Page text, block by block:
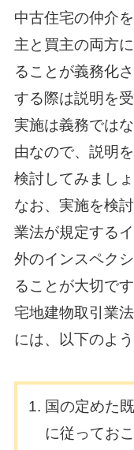
中古住宅の仲介
主と買主の両方
ることが義務化
する際は説明を
実施は義務では
由なので、説明
検討してみましょ
なお、実施を検
業法が規定する
外のインスペク
ることが大切です
宅地建物取引業
には、以下のよ
国の定めた
に従ってお